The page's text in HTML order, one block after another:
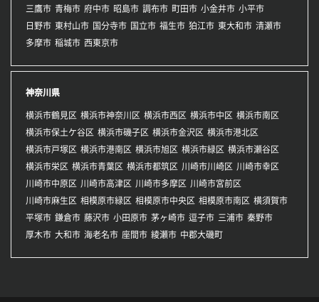
三鷹市 青梅市 府中市 昭島市 調布市 町田市 小金井市 小平市
日野市 東村山市 国分寺市 国立市 福生市 狛江市 東大和市 清瀬市
多摩市 稲城市 西東京市
神奈川県
横浜市鶴見区 横浜市神奈川区 横浜市西区 横浜市中区 横浜市南区
横浜市保土ケ谷区 横浜市磯子区 横浜市金沢区 横浜市港北区
横浜市戸塚区 横浜市港南区 横浜市旭区 横浜市緑区 横浜市瀬谷区
横浜市栄区 横浜市青葉区 横浜市都筑区 川崎市川崎区 川崎市幸区
川崎市中原区 川崎市高津区 川崎市多摩区 川崎市宮前区
川崎市麻生区 相模原市緑区 相模原市中央区 相模原市南区 横須賀市
平塚市 鎌倉市 藤沢市 小田原市 茅ヶ崎市 逗子市 三浦市 秦野市
厚木市 大和市 海老名市 座間市 綾瀬市 中郡大磯町